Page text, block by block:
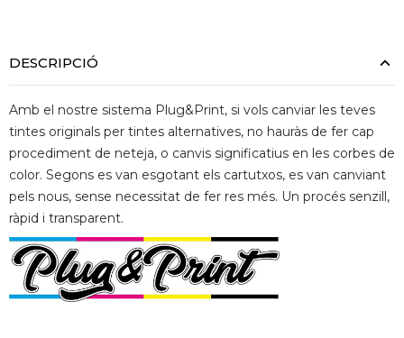
DESCRIPCIÓ
Amb el nostre sistema Plug&Print, si vols canviar les teves
tintes originals per tintes alternatives, no hauràs de fer cap
procediment de neteja, o canvis significatius en les corbes de
color. Segons es van esgotant els cartutxos, es van canviant
pels nous, sense necessitat de fer res més. Un procés senzill,
ràpid i transparent.